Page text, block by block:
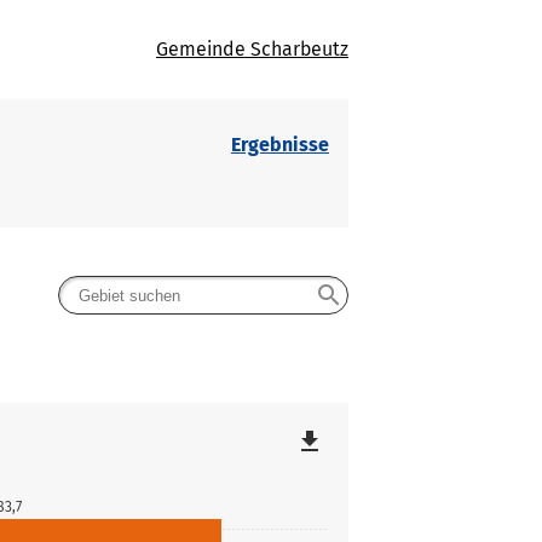
Gemeinde Scharbeutz
Ergebnisse
search
file_download